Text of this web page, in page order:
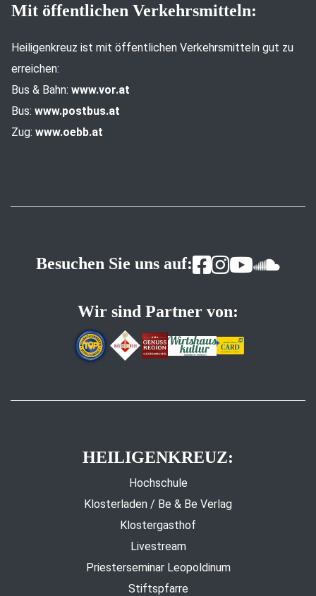
Mit öffentlichen Verkehrsmitteln:
Heiligenkreuz ist mit öffentlichen Verkehrsmitteln gut zu
erreichen:
Bus & Bahn: www.vor.at
Bus: www.postbus.at
Zug: www.oebb.at
Besuchen Sie uns auf:
Wir sind Partner von:
HEILIGENKREUZ:
Hochschule
Klosterladen / Be & Be Verlag
Klostergasthof
Livestream
Priesterseminar Leopoldinum
Stiftspfarre